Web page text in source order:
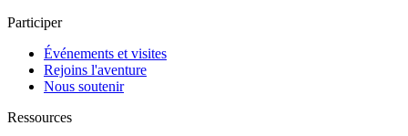
Participer
Événements et visites
Rejoins l'aventure
Nous soutenir
Ressources